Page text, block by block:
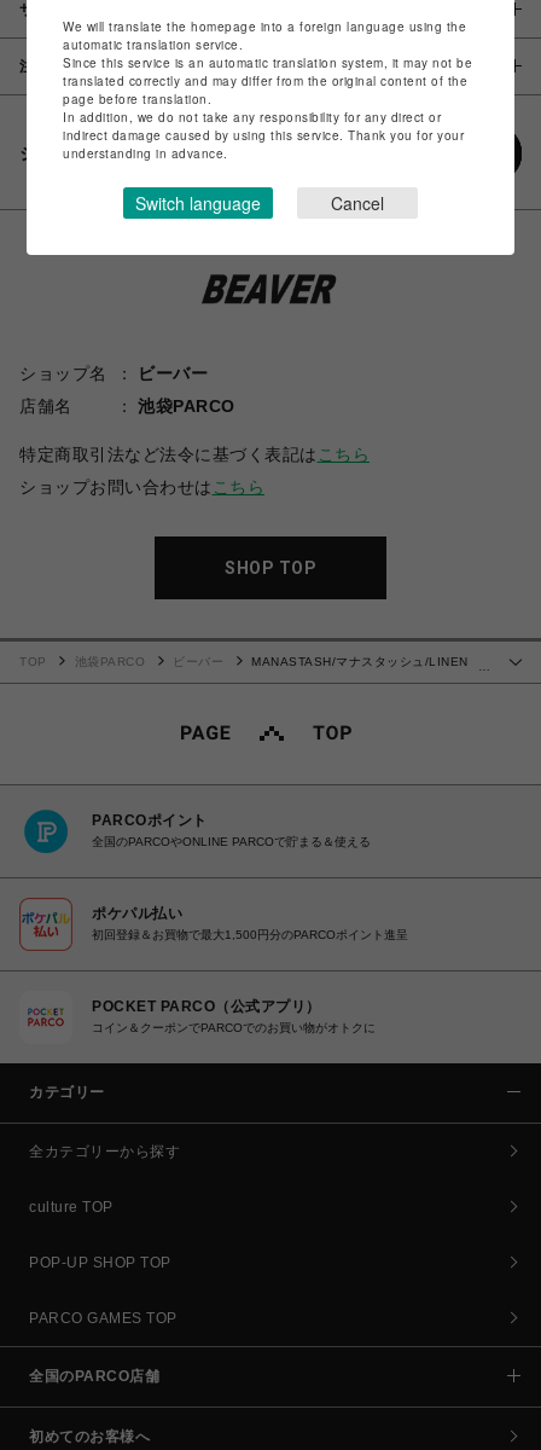
サイズ
注意事項
シェアする
ショップ名
ビーバー
店舗名
池袋PARCO
特定商取引法など法令に基づく表記は こちら
ショップお問い合わせは こちら
SHOP TOP
TOP 池袋PARCO ビーバー
MANASTASH/マナスタッシュ/LINEN
PARCOポイント
全国のPARCOやONLINE PARCOで貯まる＆使える
ポケパル払い
初回登録＆お買物で最大1,500円分のPARCOポイント進呈
POCKET PARCO（公式アプリ）
コイン＆クーポンでPARCOでのお買い物がオトクに
カテゴリー
全カテゴリーから探す
culture TOP
POP-UP SHOP TOP
PARCO GAMES TOP
全国のPARCO店舗
初めてのお客様へ
We will translate the homepage into a foreign language using the
automatic translation service.
Since this service is an automatic translation system, it may not be
translated correctly and may differ from the original content of the
page before translation.
In addition, we do not take any responsibility for any direct or
indirect damage caused by using this service. Thank you for your
understanding in advance.
Switch language Cancel